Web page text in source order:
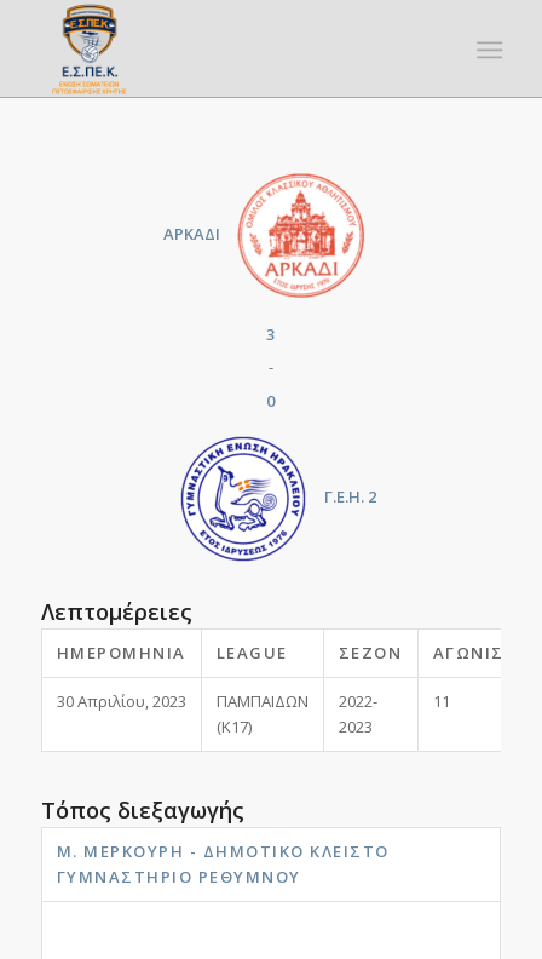
ΑΡΚΑΔΙ
3
-
0
Γ.Ε.Η. 2
Λεπτομέρειες
ΗΜΕΡΟΜΗΝΊΑ LEAGUE ΣΕΖΌΝ
30 Απριλίου, 2023
ΠΑΜΠΑΙΔΩΝ
(Κ17)
2022-
2023
11
Τόπος διεξαγωγής
Μ. ΜΕΡΚΟΎΡΗ - ΔΗΜΟΤΙΚΟ ΚΛΕΙΣΤΟ
ΓΥΜΝΑΣΤΗΡΙΟ ΡΕΘΎΜΝΟΥ